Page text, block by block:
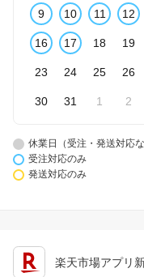
9 10 11 12
16 17 18 19
23 24 25 26
30 31 1 2
休業日（受注・発送対応な
受注対応のみ
発送対応のみ
楽天市場アプリ